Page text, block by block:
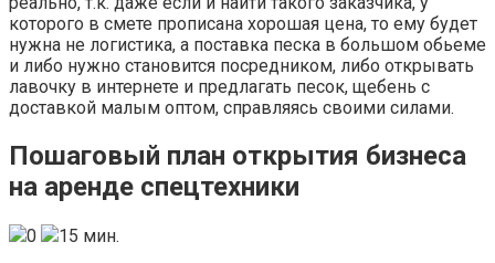
которого в смете прописана хорошая цена, то ему будет
нужна не логистика, а поставка песка в большом обьеме
и либо нужно становится посредником, либо открывать
лавочку в интернете и предлагать песок, щебень с
доставкой малым оптом, справляясь своими силами.
Пошаговый план открытия бизнеса
на аренде спецтехники
0
15 мин.